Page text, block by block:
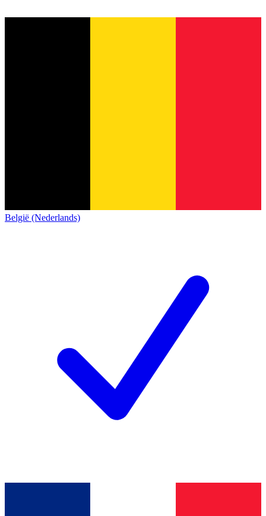
België (Nederlands)